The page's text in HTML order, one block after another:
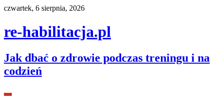
Skip
content
czwartek, 6 sierpnia, 2026
re-habilitacja.pl
Jak dbać o zdrowie podczas treningu i na
codzień